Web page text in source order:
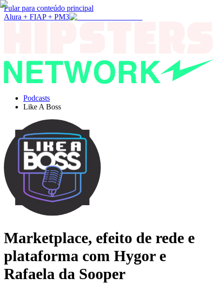
Pular para conteúdo principal
Alura + FIAP + PM3
Podcasts
Like A Boss
Marketplace, efeito de rede e
plataforma com Hygor e
Rafaela da Sooper